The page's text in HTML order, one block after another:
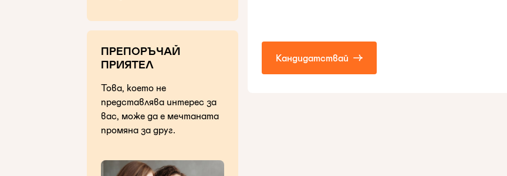
ПРЕПОРЪЧАЙ
ПРИЯТЕЛ
Това, което не
представлява интерес за
вас, може да е мечтаната
промяна за друг.
Кандидатствай